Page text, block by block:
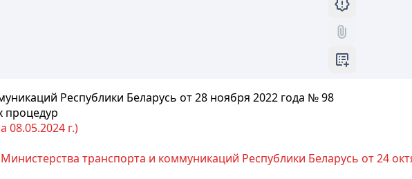
Республики Беларусь от 28 ноября 2022 года № 98
процедур
08.05.2024 г.)
Министерства транспорта и коммуникаций Республики Беларусь от 24